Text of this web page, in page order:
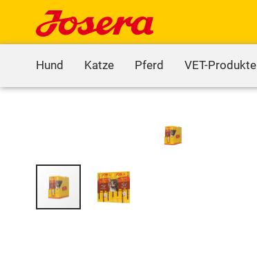
Hund
Katze Pferd VET-Produkte
Bildgalerie
springen